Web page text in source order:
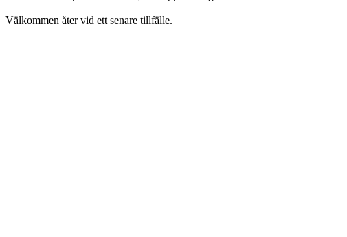
Välkommen åter vid ett senare tillfälle.